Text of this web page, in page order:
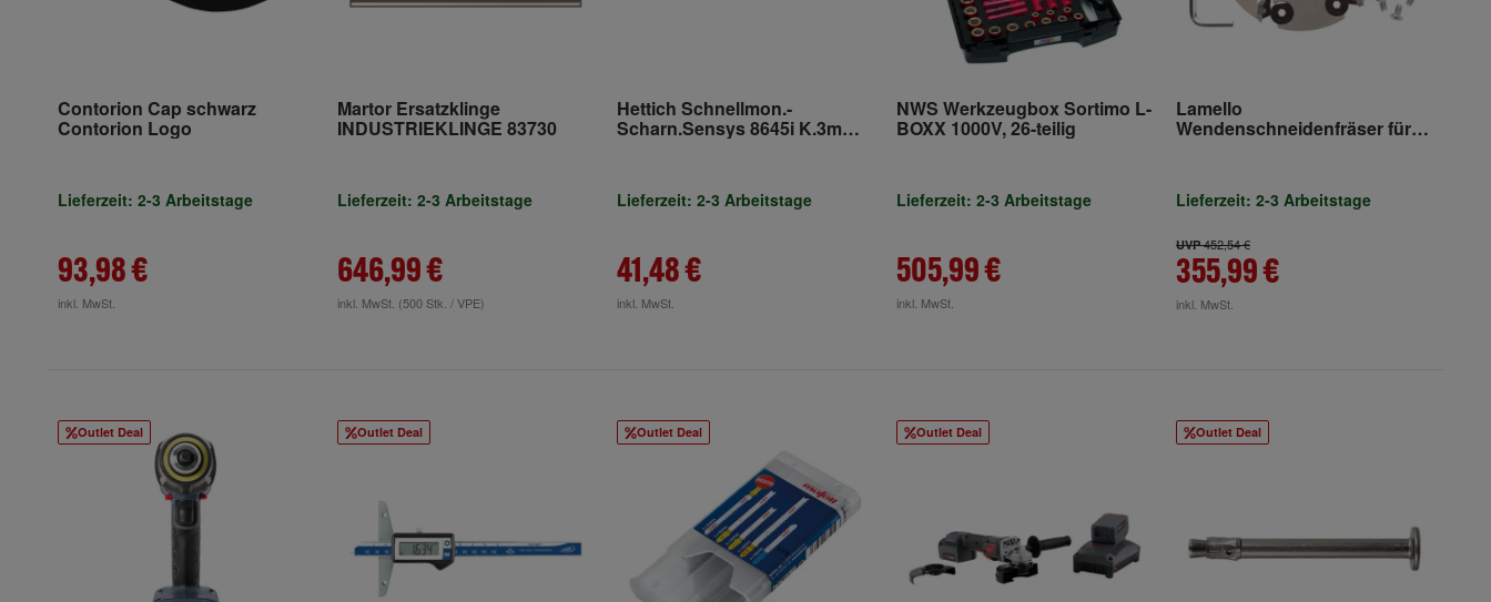
Contorion Cap schwarz
Contorion Logo
Lieferzeit: 2-3 Arbeitstage
93,98 €
inkl. MwSt.
Martor Ersatzklinge
INDUSTRIEKLINGE 83730
Lieferzeit: 2-3 Arbeitstage
646,99 €
inkl. MwSt. (500 Stk. / VPE)
Hettich Schnellmon.-
Scharn.Sensys 8645i K.3mm
Lieferzeit: 2-3 Arbeitstage
41,48 €
inkl. MwSt.
NWS Werkzeugbox Sortimo L-
BOXX 1000V, 26-teilig
Lieferzeit: 2-3 Arbeitstage
505,99 €
inkl. MwSt.
Lamello
Wendenschneidenfräser für
4, mit Nabe
Lieferzeit: 2-3 Arbeitstage
UVP452,54 €
355,99 €
inkl. MwSt.
Outlet Deal Outlet Deal Outlet Deal Outlet Deal Outlet Deal